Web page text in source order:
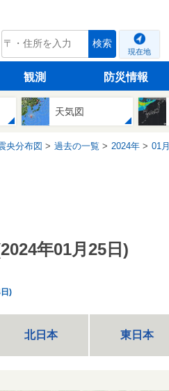
tenki.jp 検索
現在地
観測 防災情報
天気図
央分布図 過去の一覧 2024年 01月
年01月25日)
)
北日本 東日本